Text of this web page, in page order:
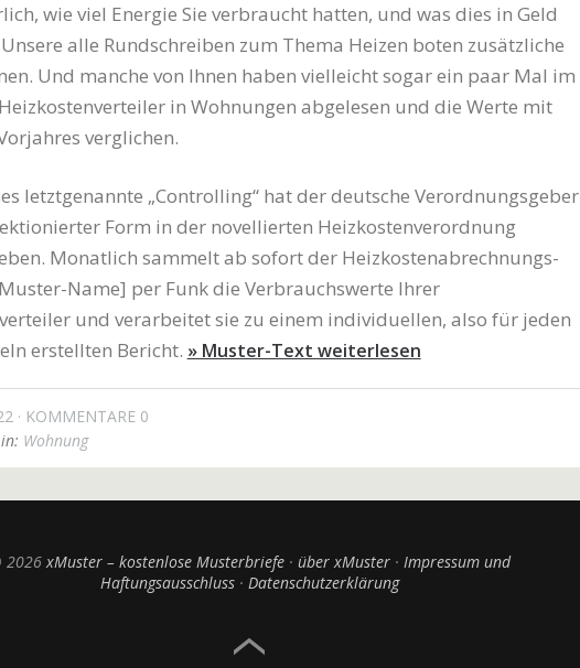
wie viel Energie Sie verbraucht hatten, und was dies in Geld
alle Rundschreiben zum Thema Heizen boten zusätzliche
Und manche von Ihnen haben vielleicht sogar ein paar Mal im
in Wohnungen abgelesen und die Werte mit
verglichen.
letztgenannte „Controlling“ hat der deutsche Verordnungsgeber
Form in der novellierten Heizkostenverordnung
Monatlich sammelt ab sofort der Heizkostenabrechnungs-
Name] per Funk die Verbrauchswerte Ihrer
und verarbeitet sie zu einem individuellen, also für jeden
erstellten Bericht. » Muster-Text weiterlesen
KOMMENTARE 0
Wohnung
2026xMuster – kostenlose Musterbriefe über xMuster
Impressum und
Haftungsausschluss
Datenschutzerklärung